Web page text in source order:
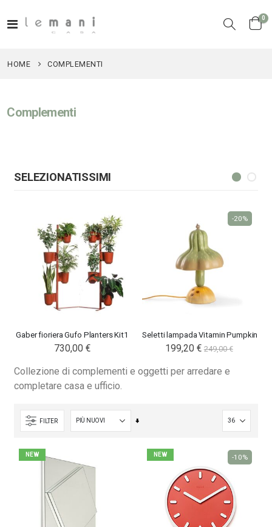
Toggle
Cart
0
HOME COMPLEMENTI
Complementi
SELEZIONATISSIMI
Gaber fioriera Gufo Planters Kit1
730,00 €
Seletti lampada Vitamin Pumpkin
Special
Price
199,20 € 249,00 €
-20%
Collezione di complementi e oggetti per arredare e
completare casa e ufficio.
FILTER
Imposta
crescente
NEW NEW -10%
246,00 €
Nardi poltrona Folio Rocking
201,65 €
-18%